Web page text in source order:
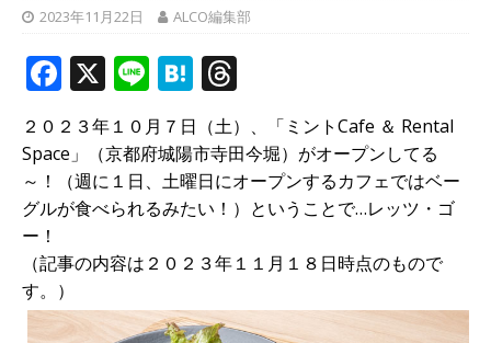
2023年11月22日 ALCO編集部
F
a
c
e
b
o
o
k
X Li
n
e
H
at
e
n
a
r
e
a
d
s
２０２３年１０月７日（土）、「ミントCafe ＆ Rental
Space」（京都府城陽市寺田今堀）がオープンしてる
～！（週に１日、土曜日にオープンするカフェではベー
グルが食べられるみたい！）ということで…レッツ・ゴ
ー！
（記事の内容は２０２３年１１月１８日時点のもので
す。）